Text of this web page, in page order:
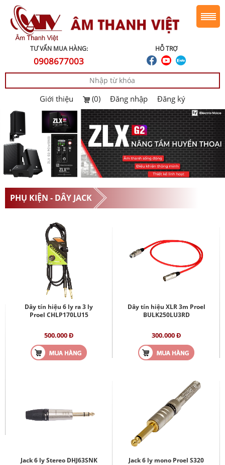
HỖ TRỢ
TƯ VẤN MUA HÀNG:
0908677003
Giới thiệu (0) Đăng nhập Đăng ký
PHỤ KIỆN - DÂY JACK
Dây tín hiệu 6 ly ra 3 ly
Proel CHLP170LU15
500.000 Đ
Dây tín hiệu XLR 3m Proel
BULK250LU3RD
300.000 Đ
Jack 6 ly Stereo DHJ63SNK Jack 6 ly mono Proel S320